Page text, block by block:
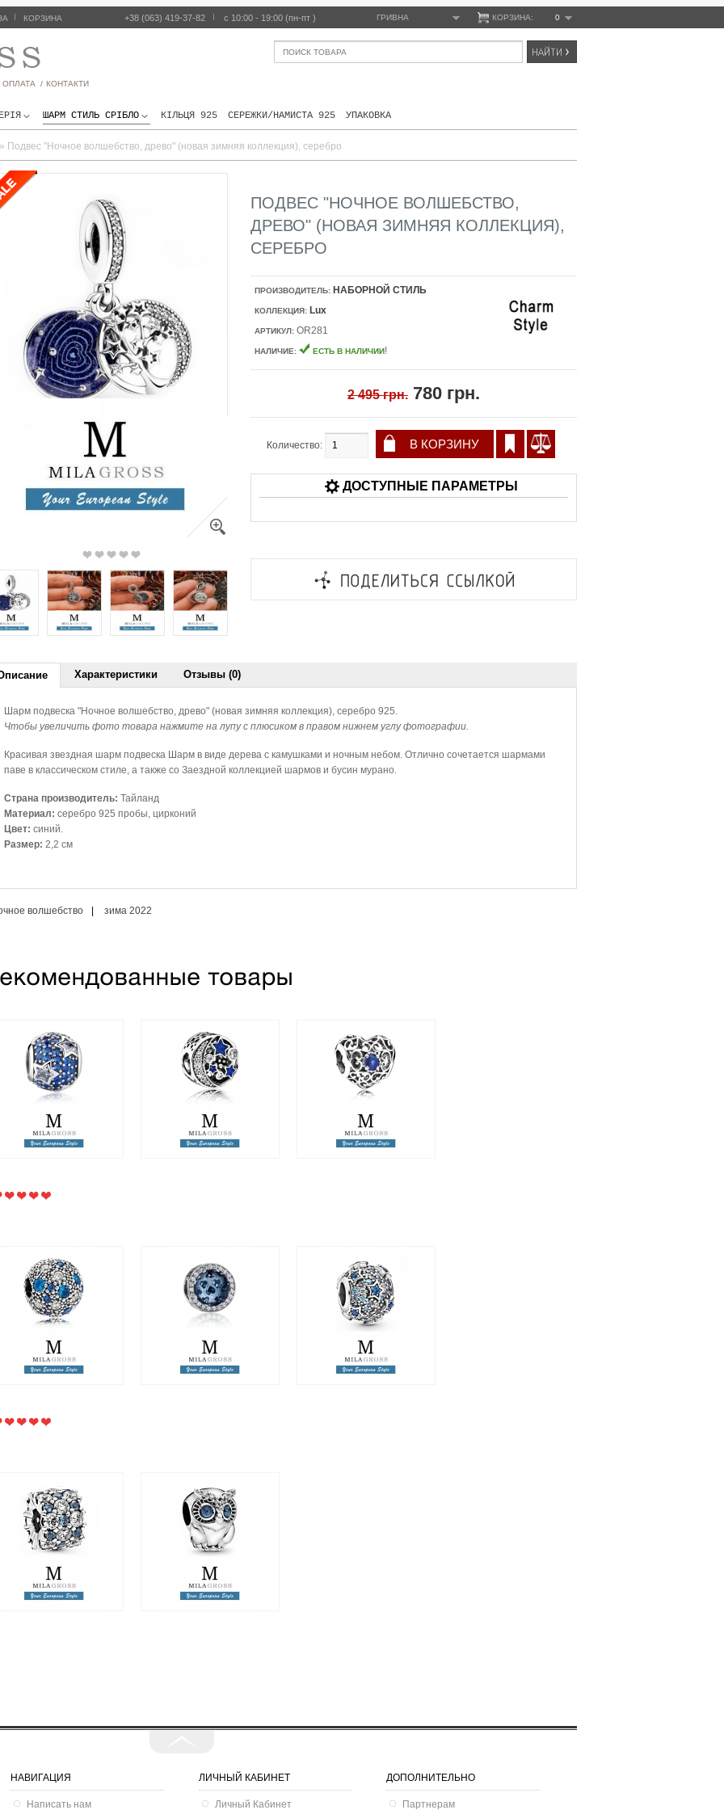
КОРЗИНА +38 (063) 419-37-82 с 10:00 - 19:00 (пн-пт ) ГРИВНА КОРЗИНА: 0
ОПЛАТА / КОНТАКТИ
ШАРМ СТИЛЬ СРІБЛО КІЛЬЦЯ 925 СЕРЕЖКИ/НАМИСТА 925 УПАКОВКА
» Подвес "Ночное волшебство, древо" (новая зимняя коллекция), серебро
ПОДВЕС "НОЧНОЕ ВОЛШЕБСТВО,
ДРЕВО" (НОВАЯ ЗИМНЯЯ КОЛЛЕКЦИЯ),
СЕРЕБРО
ПРОИЗВОДИТЕЛЬ: НАБОРНОЙ СТИЛЬ
КОЛЛЕКЦИЯ: Lux
АРТИКУЛ: OR281
НАЛИЧИЕ: ЕСТЬ В НАЛИЧИИ!
2 495 грн. 780 грн.
Количество:
ДОСТУПНЫЕ ПАРАМЕТРЫ
Характеристики Отзывы (0)
Шарм подвеска "Ночное волшебство, древо" (новая зимняя коллекция), серебро 925.
Чтобы увеличить фото товара нажмите на лупу с плюсиком в правом нижнем углу фотографии.
Красивая звездная шарм подвеска Шарм в виде дерева с камушками и ночным небом. Отлично сочетается шармами
паве в классическом стиле, а также со Заездной коллекцией шармов и бусин мурано.
Страна производитель: Тайланд
Материал: серебро 925 пробы, цирконий
Цвет: синий.
Размер: 2,2 см
волшебство зима 2022
Синяя бусина паве
Шарм "Синие звезды
серебро 925
1 795 грн. 870 грн.
Шарм "Винтажное
ночное небо (Vintage
night sky), серебро
2 195 грн. 850 грн.
Шарм "Талисман
декабря (сердце с
синим камнем)",
серебро 925
1 595 грн. 850 грн.
Клипса "Синие
космические звезды"
(серебро), лето 2017
1 895 грн. 1 050 грн.
Шарм "Лучистые
сердца" синий кристалл
(Radiant Hearts Dark
Blue), серебро
2 995 грн. 1 250 грн.
Шарм "Elevated Stars
Pave Charm"
(Возвышенные звезды),
новая коллекция!
2 595 грн. 1 050 грн.
"Чистый голубой
блеск, шарм / blue &
clear sparkle charm",
серебро
2 495 грн. 1 050 грн.
Шарм "Сверкающая
сова", серебро - новая
коллекция. Акция!
1 995 грн. 950 грн.
НАВИГАЦИЯ
Написать нам
ЛИЧНЫЙ КАБИНЕТ
Личный Кабинет
ДОПОЛНИТЕЛЬНО
Партнерам